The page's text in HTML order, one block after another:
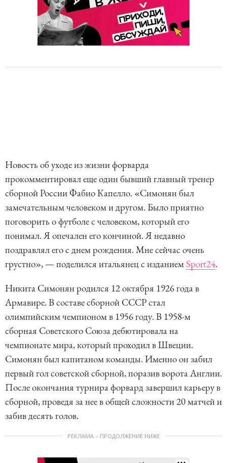
Новость об уходе из жизни форварда
прокомментировал еще один бывший главный тренер
сборной России Фабио Капелло. «Симонян был
замечательным человеком и другом. Было приятно
поговорить о футболе с человеком, который его
понимал. Я опечален его кончиной. Я недавно
поздравлял его с днем рождения. Мне сейчас очень
грустно», — поделился итальянец с изданиемSport24.
Никита Симонян родился 12 октября 1926 года в
Армавире. В составе сборной СССР стал
олимпийским чемпионом в 1956 году. В 1958-м
сборная Советского Союза дебютировала на
чемпионате мира, который проходил в Швеции.
Симонян был капитаном команды. Именно он забил
первый гол советской сборной, поразив ворота Англии.
После окончания турнира форвард завершил карьеру в
сборной, проведя за нее в общей сложности 20 матчей и
забив десять голов.
РЕКЛАМА – ПРОДОЛЖЕНИЕ НИЖЕ